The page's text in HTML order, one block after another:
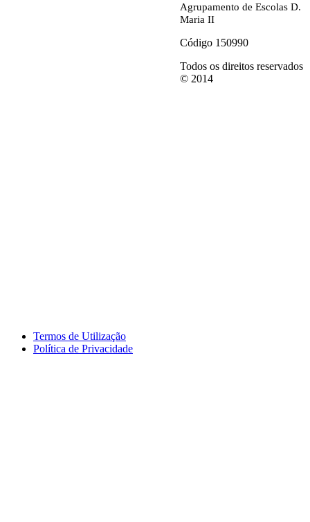
Agrupamento de Escolas D.
Maria II
Código 150990
Todos os direitos reservados
© 2014
Termos de Utilização
Política de Privacidade